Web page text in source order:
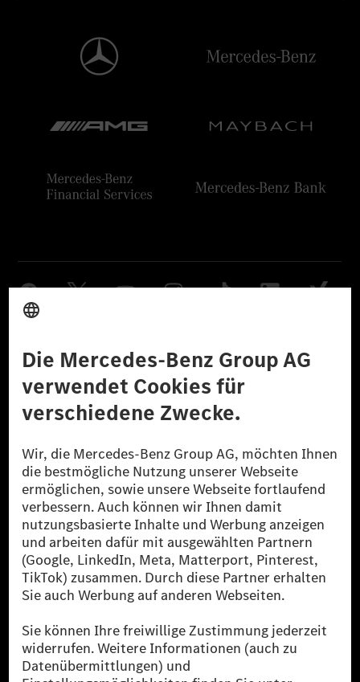
Datenschutz Lizenzhinweise Dritter Barrierefreiheit
© 2026 Mercedes-Benz Group AG. Alle Rechte vorbehalten.
[1] Bilanziell CO₂-neutral bedeutet, dass nicht vermiedene oder nicht
reduzierte CO₂-Emissionen bei der Mercedes-Benz Group durch
zertifizierte Ausgleichsprojekte kompensiert werden.
[2] Renewable Charging ist ein integraler Bestandteil von MB.CHARGE
Public in Europa, den USA, Kanada und China. Sofern an der jeweiligen
Ladestation noch kein Strom aus erneuerbaren Energien vorliegt,
verwendet Renewable Charging Grünstromzertifikate*. Diese stellen
sicher, dass für Ladevorgänge über MB.CHARGE Public eine äquivalente
Strommenge aus erneuerbaren Energien ins Stromnetz eingespeist wird.
als sechs Jahre sind.
* Inkl. EKOenergy Ökolabel
* Die angegebenen Werte wurden nach dem vorgeschriebenen
Messverfahren WLTP (Worldwide harmonised Light vehicles Test